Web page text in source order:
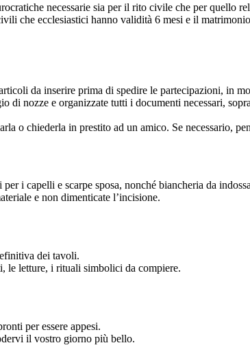
necessarie sia per il rito civile che per quello
che ecclesiastici hanno validità 6 mesi e il
da inserire prima di spedire le partecipazioni, in
di nozze e organizzate tutti i documenti necessari,
o chiederla in prestito ad un amico. Se necessario,
per i capelli e scarpe sposa, nonché biancheria da
e non dimenticate l’incisione.
dei tavoli.
le letture, i rituali simbolici da compiere.
per essere appesi.
il vostro giorno più bello.